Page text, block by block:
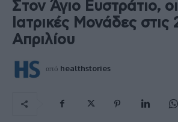
Στον Άγιο Ευστράτιο,
Ιατρικές Μονάδες στις
Απριλίου
από healthstories